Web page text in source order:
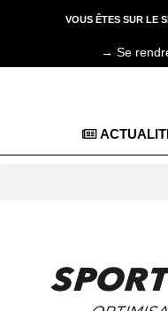
VOUS ÊTES SUR LE
→ Se